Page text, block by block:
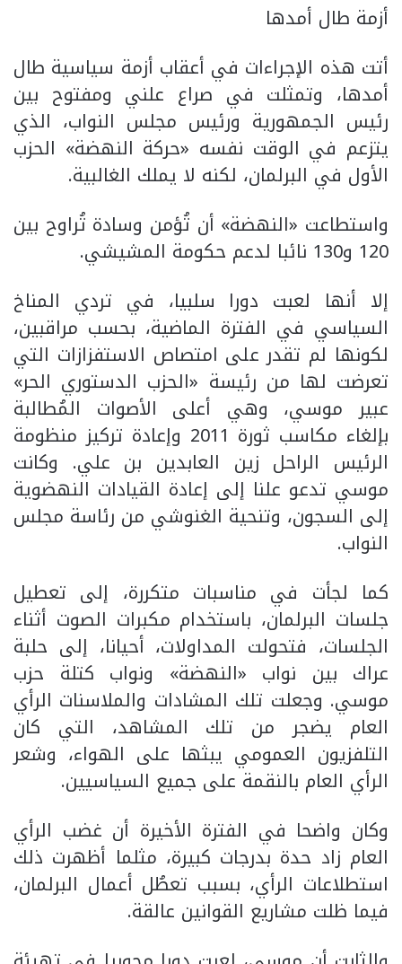
أزمة طال أمدها
أتت هذه الإجراءات في أعقاب أزمة سياسية طال
أمدها، وتمثلت في صراع علني ومفتوح بين
رئيس الجمهورية ورئيس مجلس النواب، الذي
يتزعم في الوقت نفسه «حركة النهضة» الحزب
الأول في البرلمان، لكنه لا يملك الغالبية.
واستطاعت «النهضة» أن تُؤمن وسادة تُراوح بين
120 و130 نائبا لدعم حكومة المشيشي.
إلا أنها لعبت دورا سلبيا، في تردي المناخ
السياسي في الفترة الماضية، بحسب مراقبين،
لكونها لم تقدر على امتصاص الاستفزازات التي
تعرضت لها من رئيسة «الحزب الدستوري الحر»
عبير موسي، وهي أعلى الأصوات المُطالبة
بإلغاء مكاسب ثورة 2011 وإعادة تركيز منظومة
الرئيس الراحل زين العابدين بن علي. وكانت
موسي تدعو علنا إلى إعادة القيادات النهضوية
إلى السجون، وتنحية الغنوشي من رئاسة مجلس
النواب.
كما لجأت في مناسبات متكررة، إلى تعطيل
جلسات البرلمان، باستخدام مكبرات الصوت أثناء
الجلسات، فتحولت المداولات، أحيانا، إلى حلبة
عراك بين نواب «النهضة» ونواب كتلة حزب
موسي. وجعلت تلك المشادات والملاسنات الرأي
العام يضجر من تلك المشاهد، التي كان
التلفزيون العمومي يبثها على الهواء، وشعر
الرأي العام بالنقمة على جميع السياسيين.
وكان واضحا في الفترة الأخيرة أن غضب الرأي
العام زاد حدة بدرجات كبيرة، مثلما أظهرت ذلك
استطلاعات الرأي، بسبب تعطُل أعمال البرلمان،
فيما ظلت مشاريع القوانين عالقة.